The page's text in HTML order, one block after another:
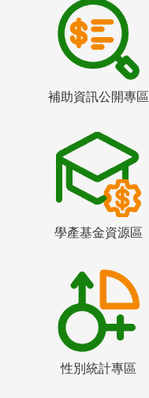
補助資訊公開專區
學產基金資源區
性別統計專區